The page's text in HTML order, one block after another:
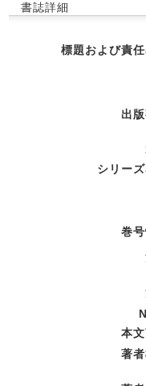
書誌詳細
標題および責
出
シリー
巻
本
著者